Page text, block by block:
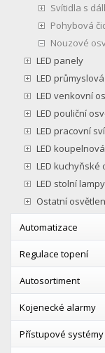
Svítidla s
Pohybová
Nouzové
LED panely
LED
LED venkovní
LED pouliční
LED pracovní
LED
LED kuchyňské
LED stolní lampy
Ostatní
Automatizace
Regulace topení
Autosortiment
Kojenecké alarmy
Přístupové systémy